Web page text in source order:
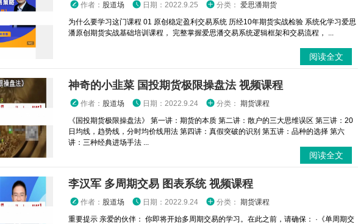
作者： 股道场 日期：2022.9.25 分类： 爱思潘期货
为什么要学习这门课程 01 原创稳定盈利交易系统 历经10年期货实战检验 系统化学习爱思
潘原创期货实战基础培训课程， 完整掌握爱思潘交易系统逻辑框架和交易流程， ...
阅读全文
神奇的小韭菜 国投期货极限操盘法 视频课程
作者： 股道场 日期：2022.9.24 分类： 期货课程
《国投期货极限操盘法》 第一讲：期货的本质 第二讲：散户的三大思维误区 第三讲：20
日均线，趋势线，分时均价线用法 第四讲：真假突破的识别 第五讲：品种的选择 第六
讲：三种经典进场手法 ...
阅读全文
李汉军 多周期交易 图表系统 视频课程
作者： 股道场 日期：2022.9.24 分类： 期货课程
重要提示 亲爱的伙伴： 你即将开始多周期交易的学习。在此之前，请确保： ·《单周期交